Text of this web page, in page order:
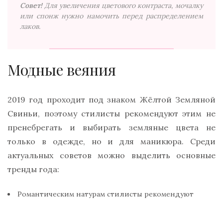
Совет! Для увеличения цветового контраста, мочалку
или спонж нужно намочить перед распределением
лаков.
Модные веяния
2019 год проходит под знаком Жёлтой Земляной
Свиньи, поэтому стилисты рекомендуют этим не
пренебрегать и выбирать земляные цвета не
только в одежде, но и для маникюра. Среди
актуальных советов можно выделить основные
тренды года:
Романтическим натурам стилисты рекомендуют